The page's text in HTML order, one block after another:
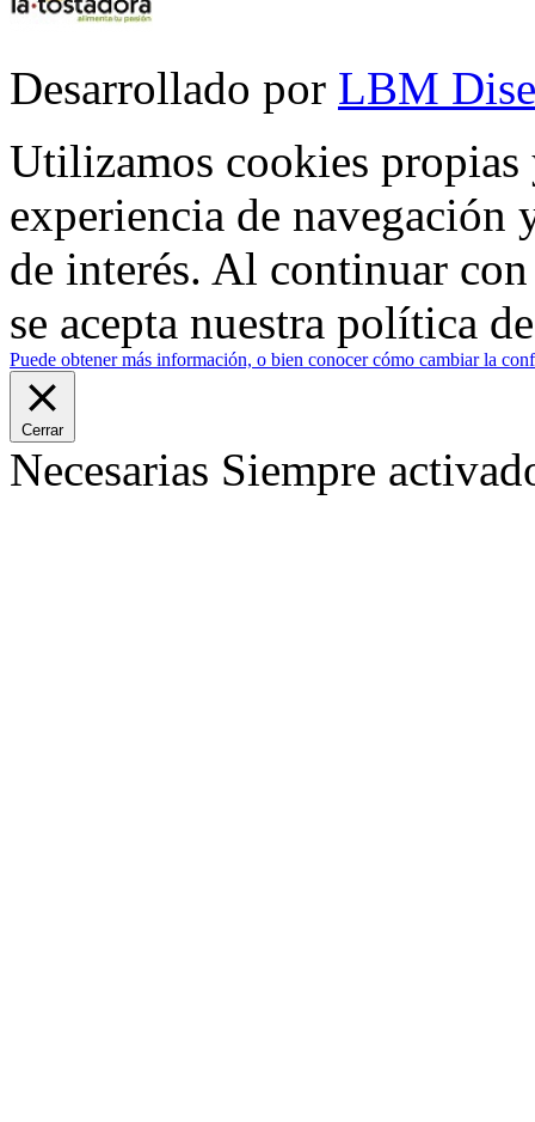
Desarrollado por LBM
Utilizamos cookies propias
experiencia de
de interés. Al continuar
se acepta nuestra política
Puede obtener más información, o bien conocer cómo cambiar la
Cerrar
Necesarias Siempre